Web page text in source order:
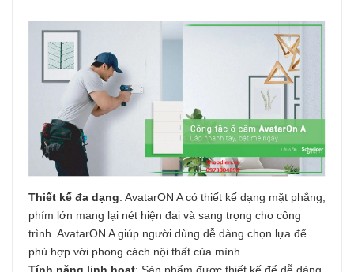
Thiết kế đa dạng: AvatarON A có thiết kế dạng mặt phẳng,
phím lớn mang lại nét hiện đai và sang trọng cho công
trình. AvatarON A giúp người dùng dễ dàng chọn lựa để
phù hợp với phong cách nội thất của mình.
Tính năng linh hoạt: Sản phẩm được thiết kế để dễ dàng